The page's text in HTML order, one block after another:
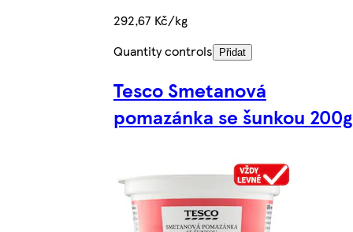
292,67 Kč/kg
Quantity controls
Přidat
Tesco Smetanová
pomazánka se šunkou 200g